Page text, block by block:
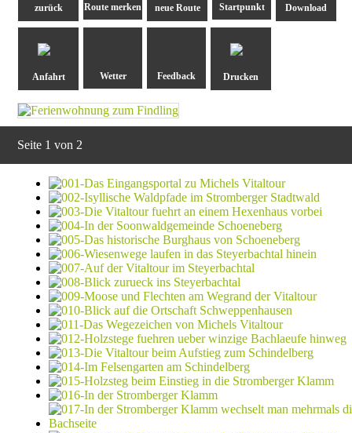
zurück neue Route
Download
Anfahrt Drucken
Seite 1 von 2